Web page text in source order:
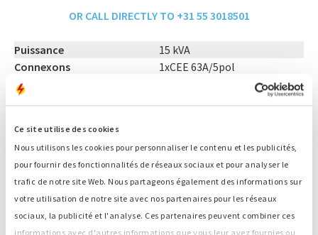
Ce site utilise des cookies
Nous utilisons les cookies pour personnaliser le contenu et les publicités,
pour fournir des fonctionnalités de réseaux sociaux et pour analyser le
trafic de notre site Web. Nous partageons également des informations sur
votre utilisation de notre site avec nos partenaires pour les réseaux
sociaux, la publicité et l'analyse. Ces partenaires peuvent combiner ces
informations avec d'autres informations que vous leur avez fournies ou
OR CALL DIRECTLY TO +31 55 3018501
Puissance
15 kVA
Connexons
1xCEE 63A/5pol
Dimensions (LxlxH)
173,5 l
Poids maximum à vide
Poids masimum chargé
1 195 kg
dB (A) mesurées à 7 mètres
de distance
57 dB (A)
Carburant
Diesel, GTL, biocarburant
HVO